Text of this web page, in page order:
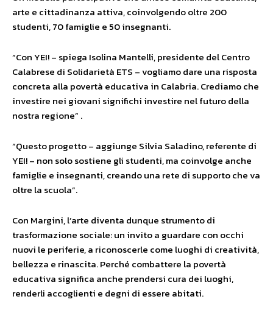
arte e cittadinanza attiva, coinvolgendo oltre 200
studenti, 70 famiglie e 50 insegnanti.
“Con YEI! – spiega Isolina Mantelli, presidente del Centro
Calabrese di Solidarietà ETS – vogliamo dare una risposta
concreta alla povertà educativa in Calabria. Crediamo che
investire nei giovani significhi investire nel futuro della
nostra regione” .
“Questo progetto – aggiunge Silvia Saladino, referente di
YEI! – non solo sostiene gli studenti, ma coinvolge anche
famiglie e insegnanti, creando una rete di supporto che va
oltre la scuola”.
Con Margini, l’arte diventa dunque strumento di
trasformazione sociale: un invito a guardare con occhi
nuovi le periferie, a riconoscerle come luoghi di creatività,
bellezza e rinascita. Perché combattere la povertà
educativa significa anche prendersi cura dei luoghi,
renderli accoglienti e degni di essere abitati.